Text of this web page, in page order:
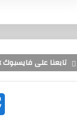
تابعنا على فايسبوك Facebook